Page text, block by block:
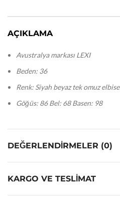
AÇIKLAMA
Avustralya markası LEXI
Beden: 36
Renk: Siyah beyaz tek omuz elbise
Göğüs: 86 Bel: 68 Basen: 98
DEĞERLENDIRMELER (0)
KARGO VE TESLIMAT